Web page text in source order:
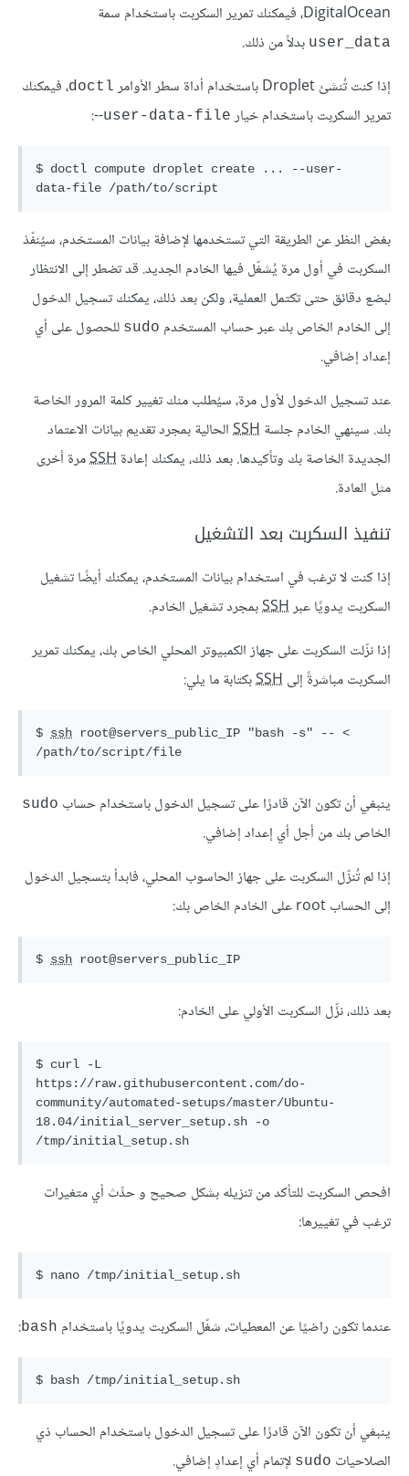
DigitalOcean، فيمكنك تمرير السكربت باستخدام سمة
user_data بدلاً من ذلك.
إذا كنت تُنشئ Droplet باستخدام أداة سطر الأوامر
doctl، فيمكنك
تمرير السكربت باستخدام خيار ‎-- user-data-file
:
$ doctl compute droplet create ... --user-
data-file /path/to
بغض النظر عن الطريقة التي تستخدمها لإضافة بيانات المستخدم، سيُنفّذ
السكربت في أول مرة يُشغّل فيها الخادم الجديد. قد تضطر إلى الانتظار
لبضع دقائق حتى تكتمل العملية، ولكن بعد ذلك، يمكنك تسجيل الدخول
إلى الخادم الخاص بك عبر حساب المستخدم sudo للحصول على أي
إعداد إضافي.
عند تسجيل الدخول لأول مرة، سيُطلب منك تغيير كلمة المرور الخاصة
بك. سينهي الخادم جلسة SSHالحالية بمجرد تقديم بيانات الاعتماد
الجديدة الخاصة بك وتأكيدها. بعد ذلك، يمكنك إعادة SSHمرة أخرى
مثل العادة.
تنفيذ السكربت بعد التشغيل
إذا كنت لا ترغب في استخدام بيانات المستخدم، يمكنك أيضًا تشغيل
السكربت يدويًا عبرSSHبمجرد تشغيل الخادم.
إذا نزّلت السكربت على جهاز الكمبيوتر المحلي الخاص بك، يمكنك تمرير
السكربت مباشرةً إلى SSHبكتابة ما يلي:
$ ssh root@servers_public_IP "bash -s"
/path/to/script/file
ينبغي أن تكون الآن قادرًا على تسجيل الدخول باستخدام حساب sudo
الخاص بك من أجل أي إعداد إضافي.
إذا لم تُنزّل السكربت على جهاز الحاسوب المحلي، فابدأ بتسجيل الدخول
إلى الحساب root على الخادم الخاص بك:
$ ssh root@servers_public_IP
بعد ذلك، نزِّل السكربت الأولي على الخادم:
$ curl -L
https: //raw.githubusercontent. com/do-
community/automated-setups/master/Ubuntu-
18.04/initial_server_setup. sh -o
/tmp/initial_setup. sh
افحص السكربت للتأكد من تنزيله بشكل صحيح و حدِّث أي متغيرات
ترغب في تغييرها:
$ nano /tmp/i
عندما تكون راضيًا عن المعطيات، شغّل السكربت يدويًا باستخدام bash
:
$ bash
ينبغي أن تكون الآن قادرًا على تسجيل الدخول باستخدام الحساب ذي
الصلاحيات sudo لإتمام أي إعدادٍ إضافي.